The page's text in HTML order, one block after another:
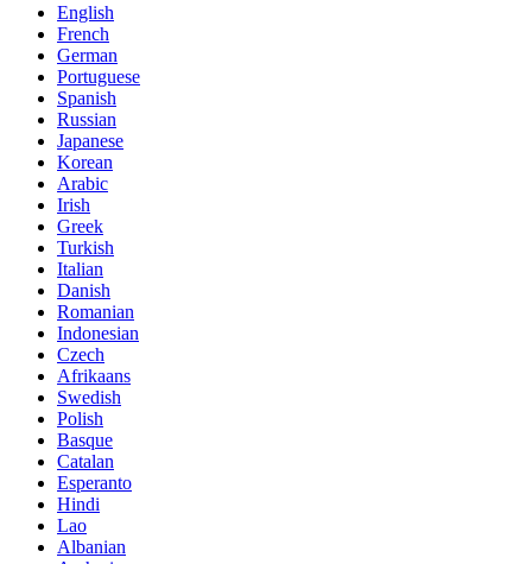
English
French
German
Portuguese
Spanish
Russian
Japanese
Korean
Arabic
Irish
Greek
Turkish
Italian
Danish
Romanian
Indonesian
Czech
Afrikaans
Swedish
Polish
Basque
Catalan
Esperanto
Hindi
Lao
Albanian